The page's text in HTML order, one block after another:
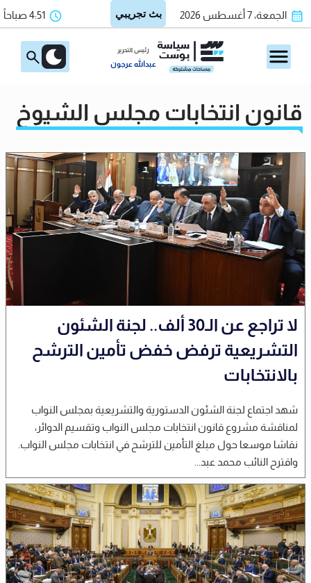
الجمعة، 7 أغسطس 2026 4:51 صباحاً
رئيس التحرير
عبدالله عرجون
قانون انتخابات مجلس الشيوخ
لا تراجع عن الـ30 ألف.. لجنة الشئون
التشريعية ترفض خفض تأمين الترشح
بالانتخابات
شهد اجتماع لجنة الشئون الدستورية والتشريعية بمجلس النواب
لمناقشة مشروع قانون انتخابات مجلس النواب وتقسيم الدوائر،
نقاشا موسعا حول مبلغ التأمين للترشح في انتخابات مجلس النواب.
واقترح النائب محمد عبد...